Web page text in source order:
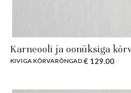
Karneooli ja oonüksiga
KIVIGA KÕRVARÕNGAD.€ 129.00